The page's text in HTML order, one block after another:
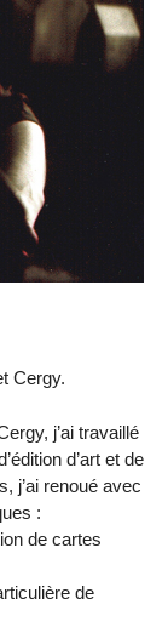
Cergy.
j’ai travaillé
d’art et de
j’ai renoué avec
:
de cartes
de